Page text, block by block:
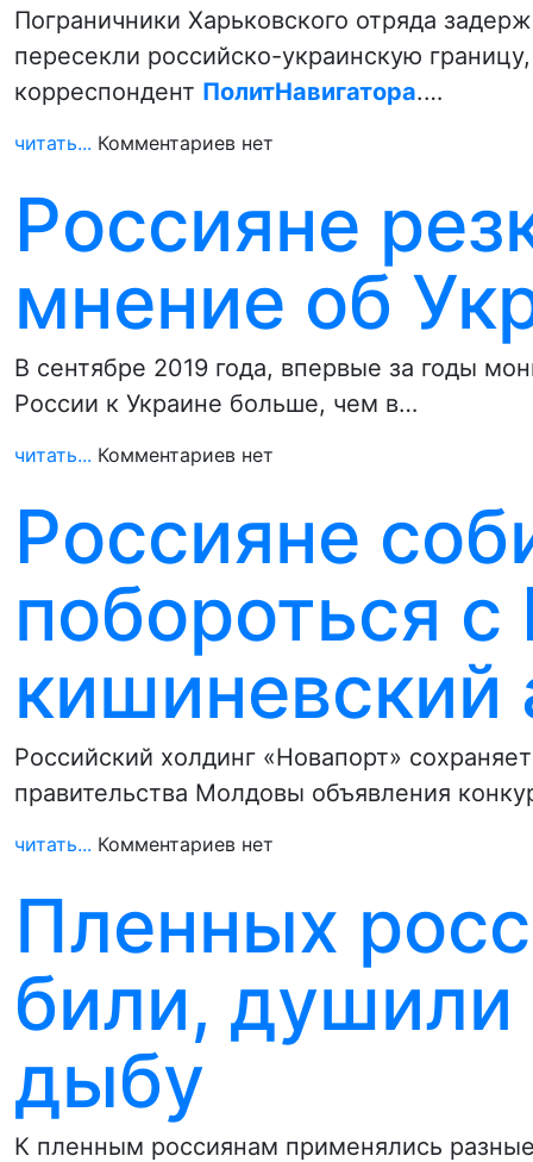
Пограничники Харьковского отряда
пересекли российско-украинскую
корреспондент ПолитНавигатора.…
читать... Комментариев нет
Россияне
мнение об
В сентябре 2019 года, впервые за годы
России к Украине больше, чем в…
читать... Комментариев нет
Россияне
побороться
кишиневский
Российский холдинг «Новапорт»
правительства Молдовы объявления
читать... Комментариев нет
Пленных
били,
дыбу
К пленным россиянам применялись